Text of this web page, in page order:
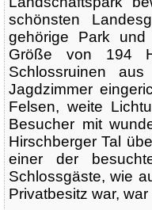
schönsten
gehörige Park
Größe von 194
Schlossruinen
Jagdzimmer
Felsen, weite
Besucher mit
Hirschberger Tal
einer der
Schlossgäste, wie
Privatbesitz war,